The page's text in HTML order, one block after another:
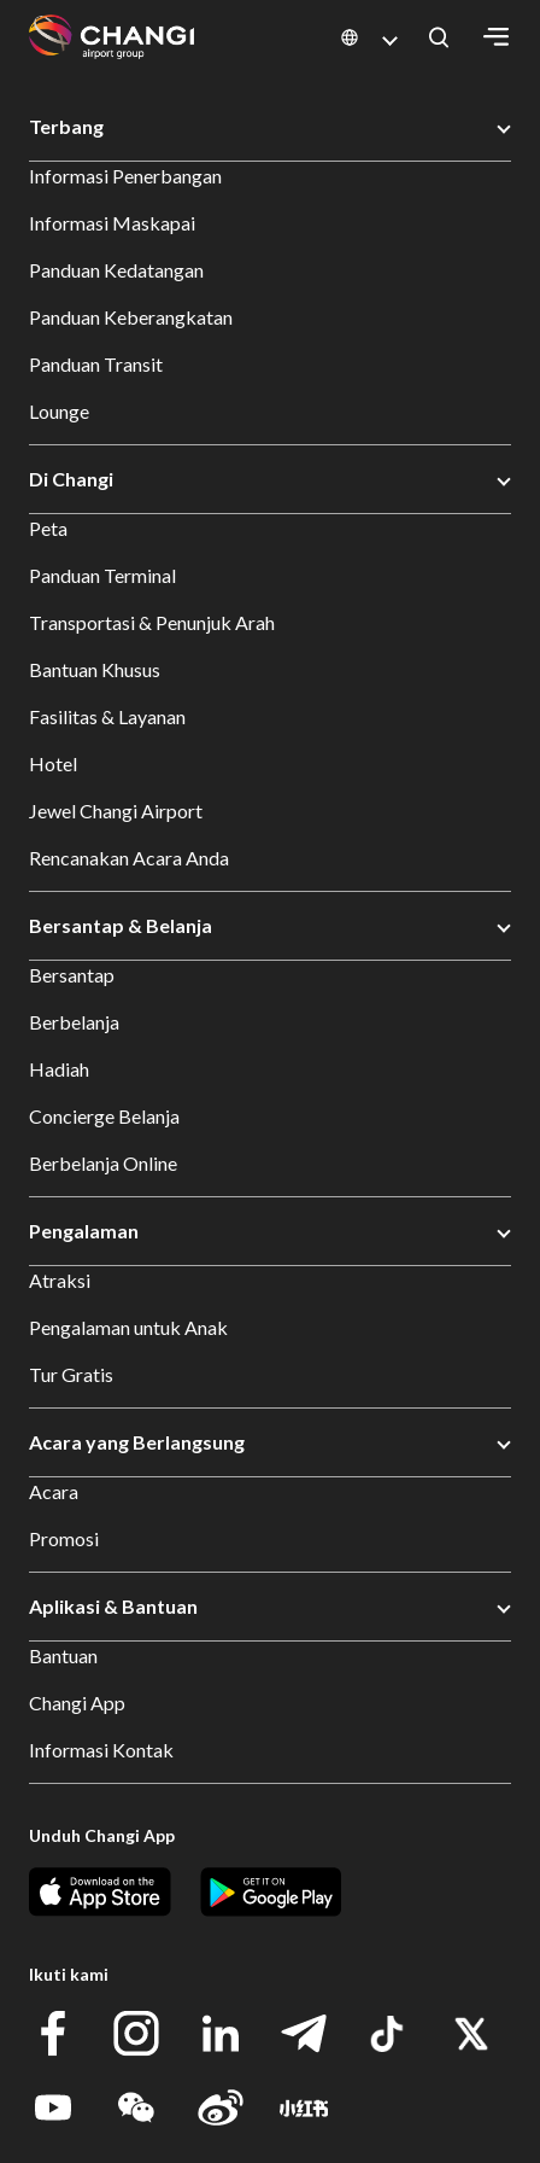
Changi
Language
Changi Airport Bersantap dan Belanja Direktori Toko Shop Detail
Terbang
Informasi Penerbangan
Informasi Maskapai
Panduan Kedatangan
Panduan Keberangkatan
Panduan Transit
Lounge
Di Changi
Peta
Panduan Terminal
Transportasi & Penunjuk Arah
Bantuan Khusus
Fasilitas & Layanan
Hotel
Jewel Changi Airport
Rencanakan Acara Anda
Bersantap & Belanja
Bersantap
Berbelanja
Hadiah
Concierge Belanja
Berbelanja Online
Pengalaman
Atraksi
Pengalaman untuk Anak
Tur Gratis
Acara yang Berlangsung
Acara
Promosi
Aplikasi & Bantuan
Bantuan
Changi App
Informasi Kontak
Unduh Changi App
Ikuti kami